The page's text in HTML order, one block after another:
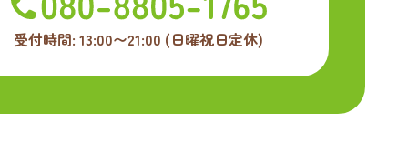
受付時間: 13:00〜21:00 (日曜祝日定休)